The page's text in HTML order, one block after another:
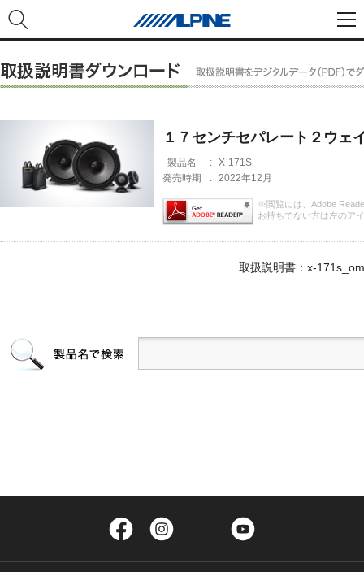
１７センチセパレート２ウェ
製品名 : X-171S
発売時期
: 2022年12月
※閲覧には、Adobe
お持ちでない方は左のア
取扱説明書：x-
Facebook Twitter